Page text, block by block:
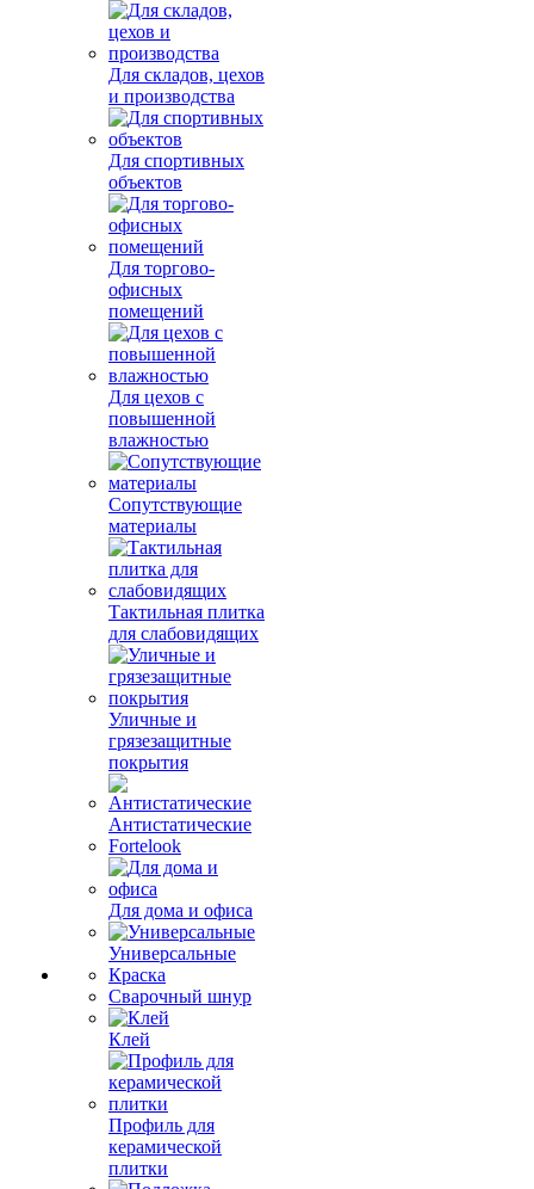
Для складов, цехов
и производства
Для спортивных
объектов
Для торгово-
офисных
помещений
Для цехов с
повышенной
влажностью
Сопутствующие
материалы
Тактильная плитка
для слабовидящих
Уличные и
грязезащитные
покрытия
Антистатические
Fortelook
Для дома и офиса
Универсальные
Краска
Сварочный шнур
Клей
Профиль для
керамической
плитки